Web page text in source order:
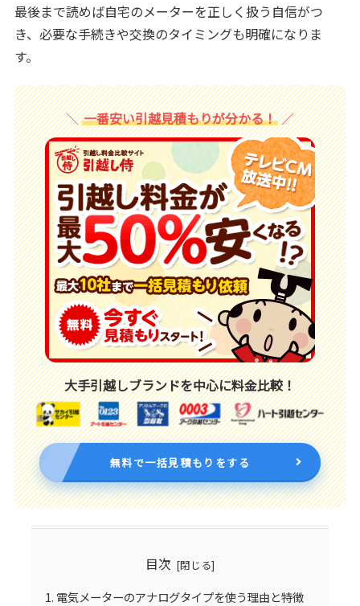
最後まで読めば自宅のメーターを正しく扱う自信がつ
き、必要な手続きや交換のタイミングも明確になりま
す。
一番安い引越見積もりが分かる！
大手引越しブランドを中心に料金比較！
無料で一括見積もりをする
目次
電気メーターのアナログタイプを使う理由と特徴